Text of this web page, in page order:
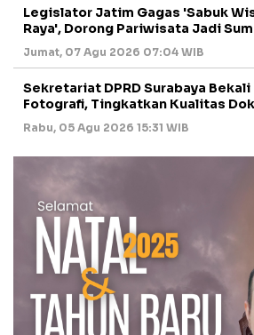
Legislator Jatim Gagas 'Sabuk
Raya', Dorong Pariwisata Jadi
Jumat, 07 Agu 2026 07:04 WIB
Sekretariat DPRD Surabaya
Fotografi, Tingkatkan Kualitas
Rabu, 05 Agu 2026 15:31 WIB